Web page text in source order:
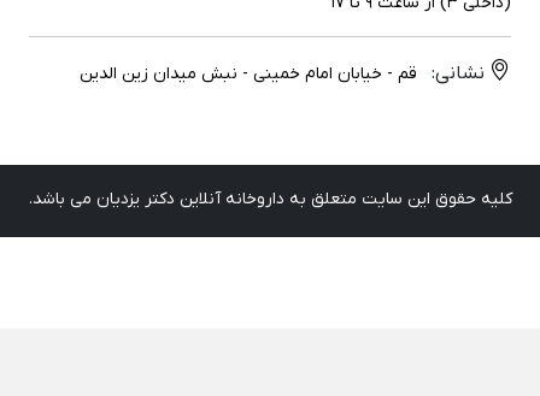
نشانی: قم - خیابان امام خمینی - نبش میدان زین الدین
کلیه حقوق این سایت متعلق به داروخانه آنلاین دکتر یزدیان می باشد.